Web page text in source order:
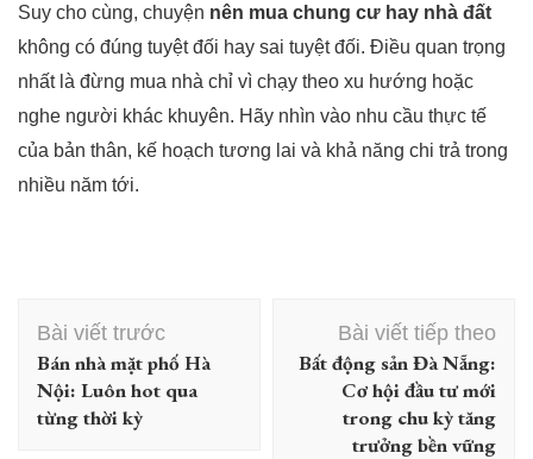
Suy cho cùng, chuyện nên mua chung cư hay nhà đất
không có đúng tuyệt đối hay sai tuyệt đối. Điều quan trọng
nhất là đừng mua nhà chỉ vì chạy theo xu hướng hoặc
nghe người khác khuyên. Hãy nhìn vào nhu cầu thực tế
của bản thân, kế hoạch tương lai và khả năng chi trả trong
nhiều năm tới.
hướng
bài
viết
Bài viết trước
Bán nhà mặt phố Hà
Nội: Luôn hot qua
từng thời kỳ
Bài viết tiếp theo
Bất động sản Đà Nẵng:
Cơ hội đầu tư mới
trong chu kỳ tăng
trưởng bền vững